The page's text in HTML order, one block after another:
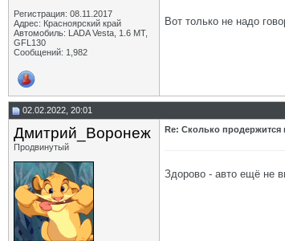
Регистрация: 08.11.2017
Адрес: Красноярский край
Автомобиль: LADA Vesta, 1.6 МТ,
GFL130
Сообщений: 1,982
Вот только не надо
02.02.2022, 20:01
Дмитрий_Воронеж
Продвинутый
Re: Сколько продержится
Здорово - авто ещё не